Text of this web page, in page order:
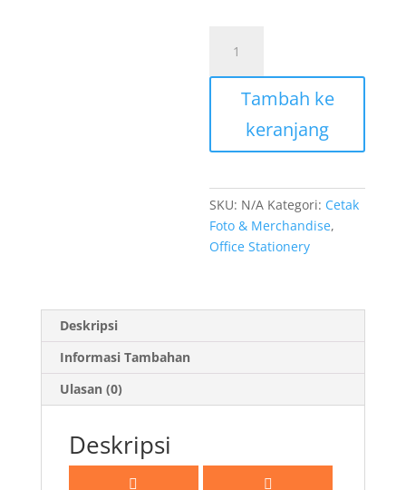
PULPEN/
BOLPOINT
Tambah ke
keranjang
SKU: N/A Kategori: Cetak
Foto & Merchandise,
Office Stationery
Deskripsi
Informasi Tambahan
Ulasan (0)
Deskripsi